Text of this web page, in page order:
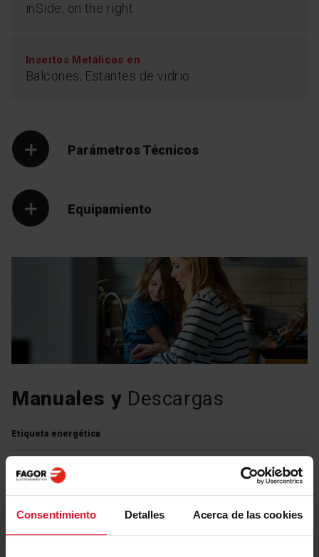
Consentimiento Detalles Acerca de las cookies
inSide, on the right
Insertos Metálicos en
Balcones, Estantes de vidrio
Parámetros Técnicos
Equipamiento
Manuales y Descargas
Etiqueta energética
Etiqueta energética
Descargar
archivo